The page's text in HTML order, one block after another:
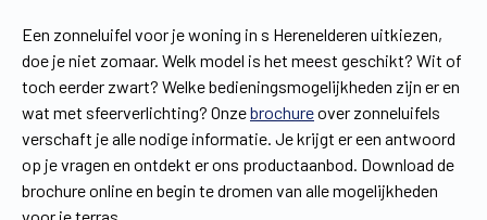
Een zonneluifel voor je woning in s Herenelderen uitkiezen,
doe je niet zomaar. Welk model is het meest geschikt? Wit of
toch eerder zwart? Welke bedieningsmogelijkheden zijn er en
wat met sfeerverlichting? Onzebrochureover zonneluifels
verschaft je alle nodige informatie. Je krijgt er een antwoord
op je vragen en ontdekt er ons productaanbod. Download de
brochure online en begin te dromen van alle mogelijkheden